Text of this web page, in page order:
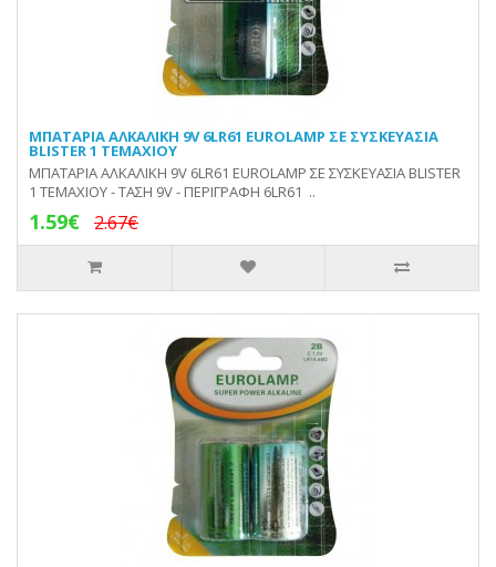
ΜΠΑΤΑΡΙΑ ΑΛΚΑΛΙΚΗ 9V 6LR61 EUROLAMP ΣΕ ΣΥΣΚΕΥΑΣΙΑ
BLISTER 1 ΤΕΜΑΧΙΟΥ
ΜΠΑΤΑΡΙΑ ΑΛΚΑΛΙΚΗ 9V 6LR61 EUROLAMP ΣΕ ΣΥΣΚΕΥΑΣΙΑ BLISTER
1 ΤΕΜΑΧΙΟΥ - ΤΑΣΗ 9V - ΠΕΡΙΓΡΑΦΗ 6LR61 ..
1.59€ 2.67€